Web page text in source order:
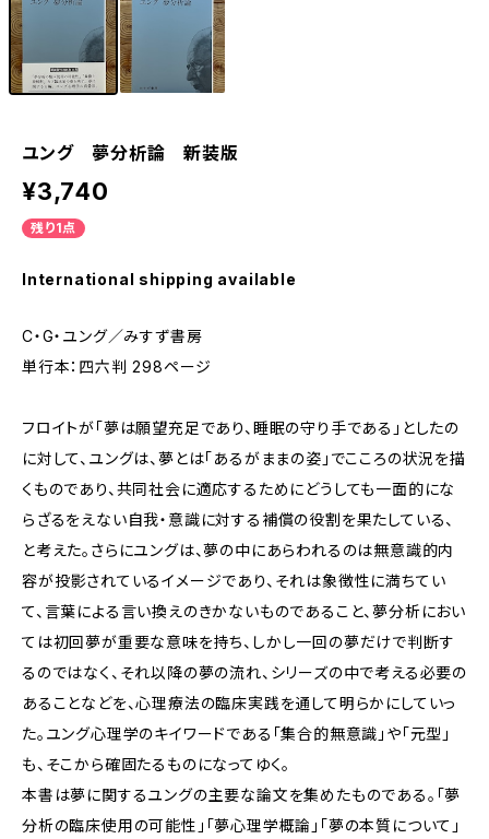
ユング 夢分析論 新装版
¥3,740
残り1点
International shipping available
C・G・ユング／みすず書房
単行本：四六判 298ページ
フロイトが「夢は願望充足であり、睡眠の守り手である」としたの
に対して、ユングは、夢とは「あるがままの姿」でこころの状況を描
くものであり、共同社会に適応するためにどうしても一面的にな
らざるをえない自我・意識に対する補償の役割を果たしている、
と考えた。さらにユングは、夢の中にあらわれるのは無意識的内
容が投影されているイメージであり、それは象徴性に満ちてい
て、言葉による言い換えのきかないものであること、夢分析におい
ては初回夢が重要な意味を持ち、しかし一回の夢だけで判断す
るのではなく、それ以降の夢の流れ、シリーズの中で考える必要の
あることなどを、心理療法の臨床実践を通して明らかにしていっ
た。ユング心理学のキイワードである「集合的無意識」や「元型」
も、そこから確固たるものになってゆく。
本書は夢に関するユングの主要な論文を集めたものである。「夢
分析の臨床使用の可能性」「夢心理学概論」「夢の本質について」